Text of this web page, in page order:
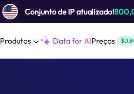
Conjunto de IP atualizado!
Produtos Data for AIPreços